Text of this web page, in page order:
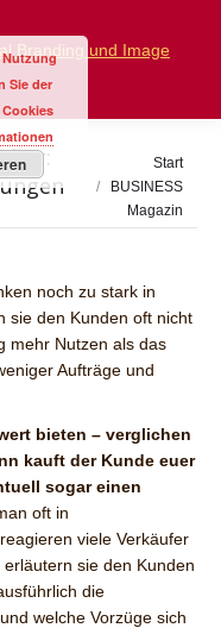
Sie befinden sich
hier:
Start
BUSINESS
Magazin
noch zu stark in
sie den Kunden oft nicht
mehr Nutzen als das
Aufträge und
bieten – verglichen
kauft der Kunde euer
sogar einen
oft in
viele Verkäufer
sie den Kunden
die
welche Vorzüge sich
Sie der